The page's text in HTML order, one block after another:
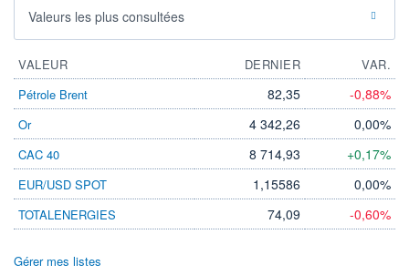
Valeurs les plus consultées
VALEUR DERNIER
VAR.
Pétrole Brent
82,35 -0,88%
Or 4 342,26 0,00%
CAC 40 8 714,93 +0,17%
EUR/USD SPOT 1,15586 0,00%
TOTALENERGIES 74,09 -0,60%
Gérer mes listes